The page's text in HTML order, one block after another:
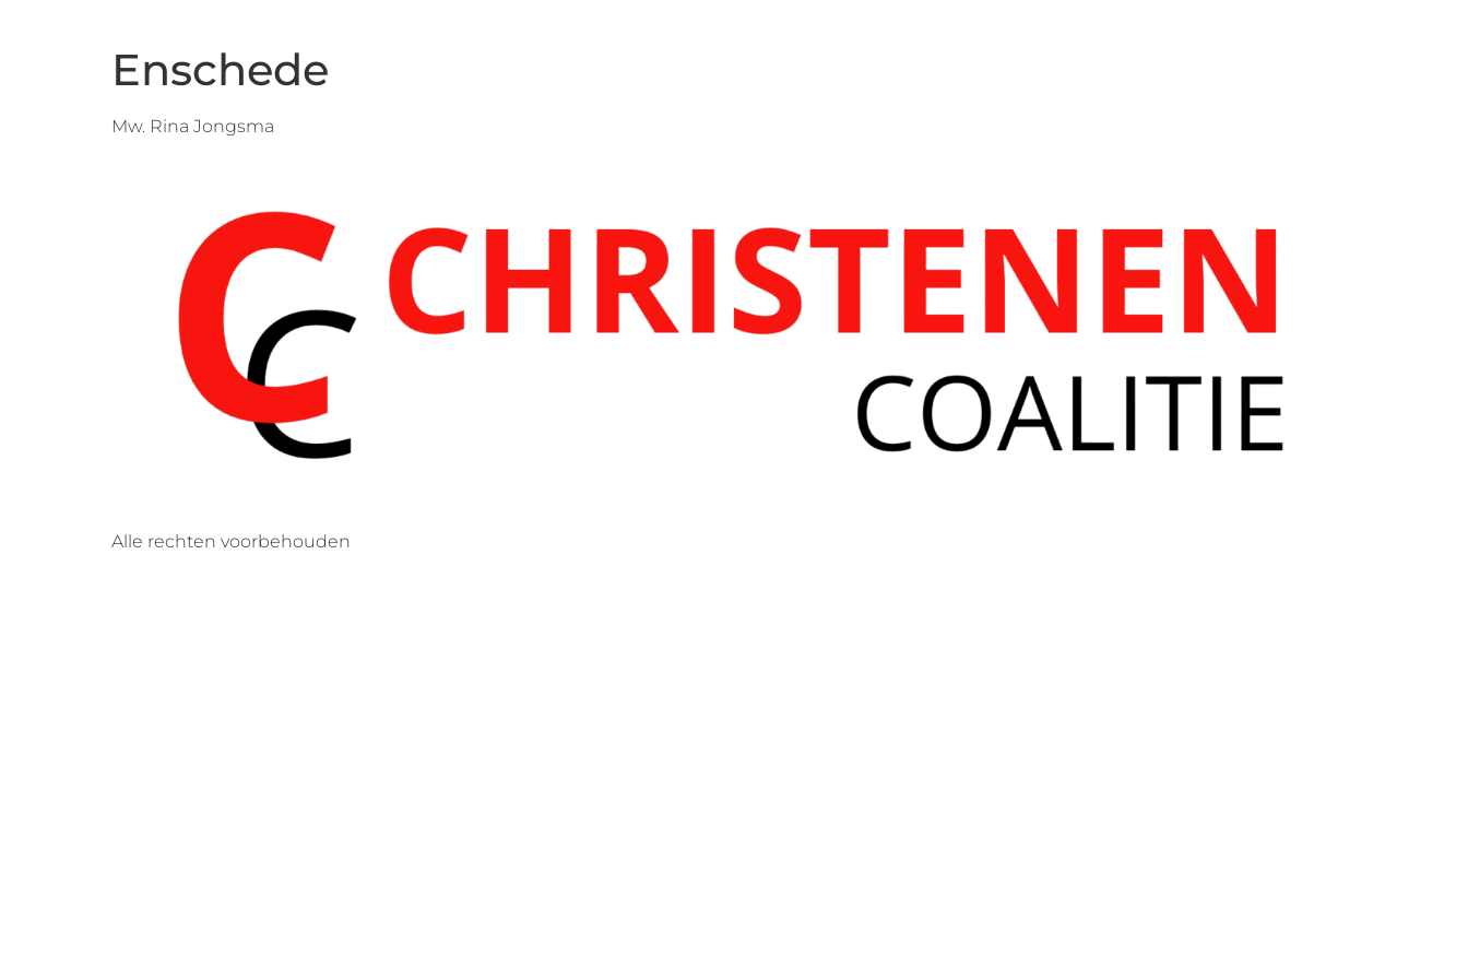
Enschede
Mw. Rina Jongsma
Alle rechten voorbehouden